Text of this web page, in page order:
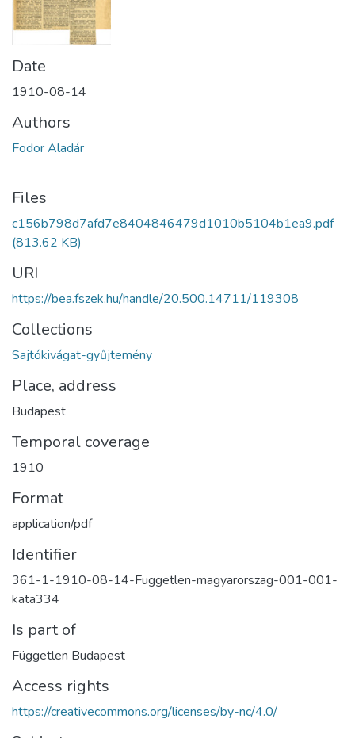
Date
1910-08-14
Authors
Fodor Aladár
Files
c156b798d7afd7e8404846479d1010b5104b1ea9.pdf
(813.62 KB)
URI
https://bea.fszek.hu/handle/20.500.14711/119308
Collections
Sajtókivágat-gyűjtemény
Place, address
Budapest
Temporal coverage
1910
Format
application/pdf
Identifier
361-1-1910-08-14-Fuggetlen-magyarorszag-001-001-
kata334
Is part of
Független Budapest
Access rights
https://creativecommons.org/licenses/by-nc/4.0/